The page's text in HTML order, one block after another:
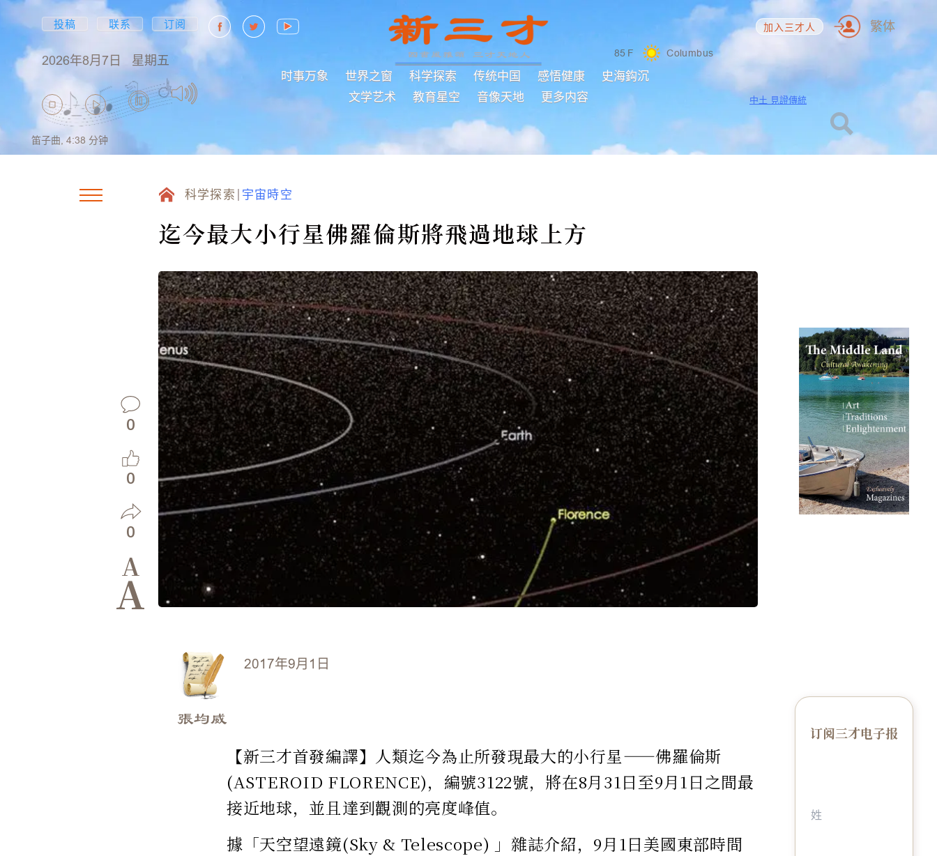
投稿 联系 订阅
2026年8月7日 星期五 85 F Columbus
时事万象 世界之窗 科学探索 传统中国 感悟健康
史海鈎沉
文学艺术
教育星空 音像天地 更多内容
加入三才人 繁体
中土 見證傳統
笛子曲, 4:38 分钟
科学探索 宇宙時空
迄今最大小行星佛羅倫斯將飛過地球上方
0
0
0
A
A
2017年9月1日
張均威
【新三才首發編譯】人類迄今為止所發現最大的小行星——佛羅倫斯
(ASTEROID FLORENCE)，編號3122號，將在8月31日至9月1日之間最
接近地球，並且達到觀測的亮度峰值。
據「天空望遠鏡(Sky & Telescope) 」雜誌介紹，9月1日美國東部時間
订阅三才电子报